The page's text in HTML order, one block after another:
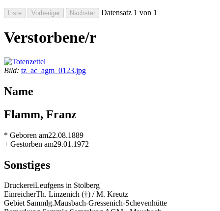
Datensatz 1 von 1
Verstorbene/r
Bild: tz_ac_agm_0123.jpg
Name
Flamm, Franz
* Geboren am22.08.1889
+ Gestorben am29.01.1972
Sonstiges
DruckereiLeufgens in Stolberg
EinreicherTh. Linzenich (†) / M. Kreutz
Gebiet Sammlg.Mausbach-Gressenich-Schevenhütte